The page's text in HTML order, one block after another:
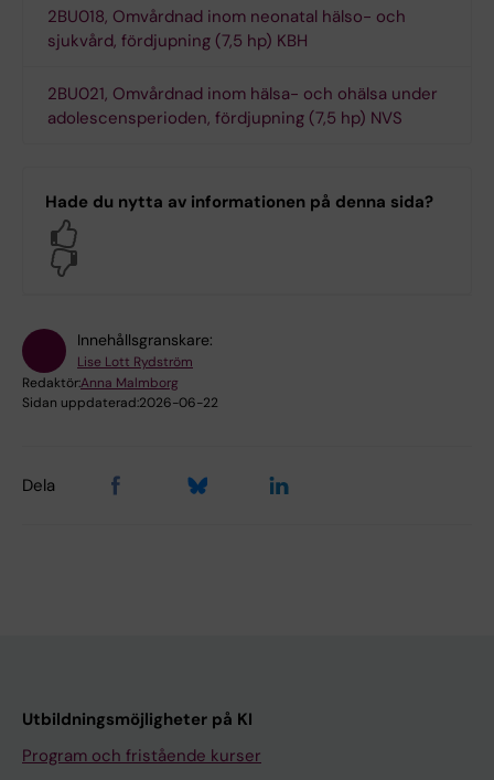
2BU018, Omvårdnad inom neonatal hälso- och
sjukvård, fördjupning (7,5 hp) KBH
2BU021, Omvårdnad inom hälsa- och ohälsa under
adolescensperioden, fördjupning (7,5 hp) NVS
Hade du nytta av informationen på denna sida?
Innehållsgranskare:
Lise Lott Rydström
Redaktör:Anna Malmborg
Sidan uppdaterad:2026-06-22
Dela
Utbildningsmöjligheter på KI
Program och fristående kurser